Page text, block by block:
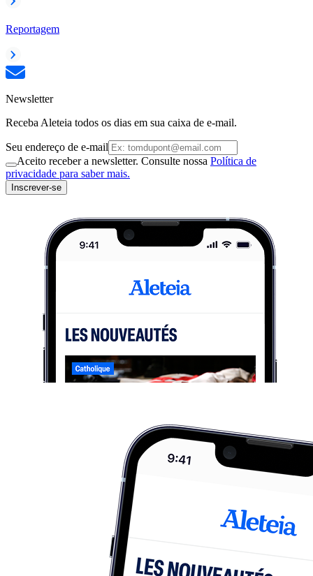
Reportagem
Newsletter
Receba Aleteia todos os dias em sua caixa de e-mail.
Seu endereço de e-mail
Aceito receber a newsletter. Consulte nossa Política de
privacidade para saber mais.
Inscrever-se